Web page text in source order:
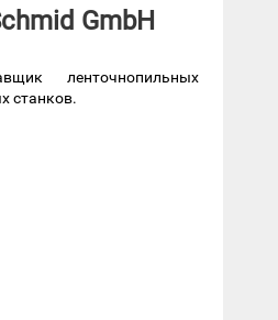
GmbH
ленточнопильных
станков.